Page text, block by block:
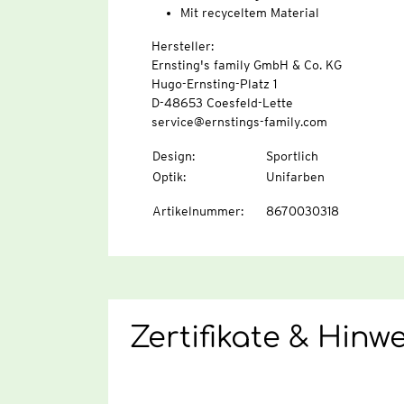
Mit recyceltem Material
Hersteller:
Ernsting's family GmbH & Co. KG
Hugo-Ernsting-Platz 1
D-48653 Coesfeld-Lette
service@ernstings-family.com
Design:
Sportlich
Optik: Unifarben
Artikelnummer: 8670030318
Zertifikate &